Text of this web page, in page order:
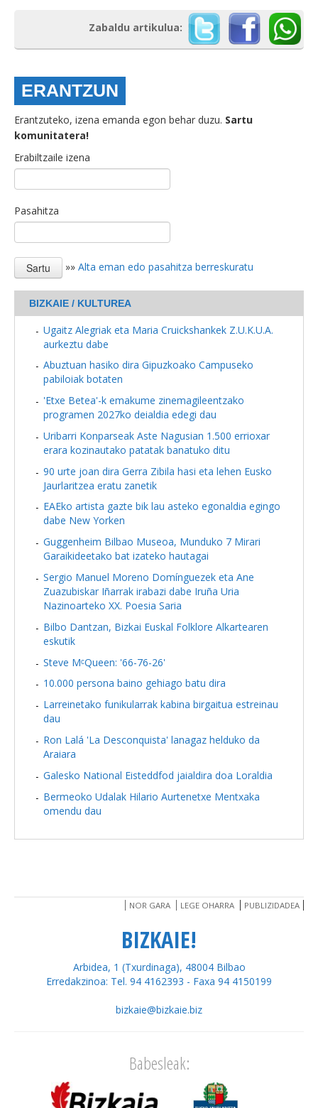
Zabaldu artikulua:
ERANTZUN
Erantzuteko, izena emanda egon behar duzu. Sartu
komunitatera!
Erabiltzaile izena
Pasahitza
»» Alta eman edo pasahitza berreskuratu
BIZKAIE / KULTUREA
Ugaitz Alegriak eta Maria Cruickshankek Z.U.K.U.A.
aurkeztu dabe
Abuztuan hasiko dira Gipuzkoako Campuseko
pabiloiak botaten
'Etxe Betea'-k emakume zinemagileentzako
programen 2027ko deialdia edegi dau
Uribarri Konparseak Aste Nagusian 1.500 errioxar
erara kozinautako patatak banatuko ditu
90 urte joan dira Gerra Zibila hasi eta lehen Eusko
Jaurlaritzea eratu zanetik
EAEko artista gazte bik lau asteko egonaldia egingo
dabe New Yorken
Guggenheim Bilbao Museoa, Munduko 7 Mirari
Garaikideetako bat izateko hautagai
Sergio Manuel Moreno Domínguezek eta Ane
Zuazubiskar Iñarrak irabazi dabe Iruña Uria
Nazinoarteko XX. Poesia Saria
Bilbo Dantzan, Bizkai Euskal Folklore Alkartearen
eskutik
Steve MᶜQueen: '66-76-26'
10.000 persona baino gehiago batu dira
Larreinetako funikularrak kabina birgaitua estreinau
dau
Ron Lalá 'La Desconquista' lanagaz helduko da
Araiara
Galesko National Eisteddfod jaialdira doa Loraldia
Bermeoko Udalak Hilario Aurtenetxe Mentxaka
omendu dau
NOR GARA LEGE OHARRA PUBLIZIDADEA
BIZKAIE!
Arbidea, 1 (Txurdinaga), 48004 Bilbao
Erredakzinoa: Tel. 94 4162393 - Faxa 94 4150199
bizkaie@bizkaie.biz
Babesleak: